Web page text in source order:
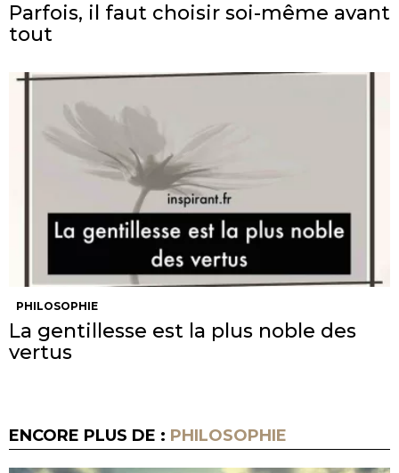
Parfois, il faut choisir soi-même avant
tout
PHILOSOPHIE
La gentillesse est la plus noble des
vertus
ENCORE PLUS DE : PHILOSOPHIE